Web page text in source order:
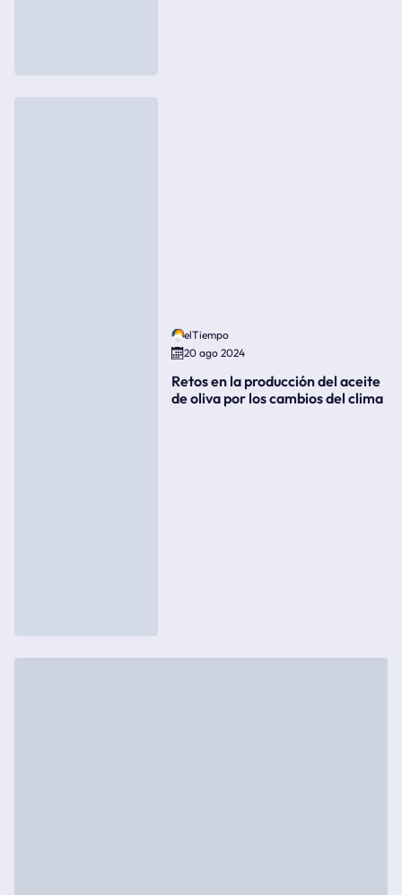
elTiempo
20 ago 2024
Retos en la producción del aceite
de oliva por los cambios del clima